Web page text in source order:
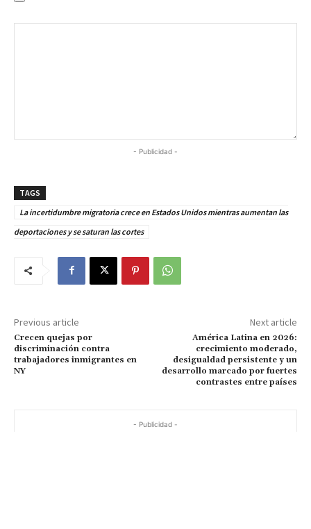
- Publicidad -
TAGS
La incertidumbre migratoria crece en Estados Unidos mientras aumentan las
deportaciones y se saturan las cortes
Previous article
Crecen quejas por
discriminación contra
trabajadores inmigrantes en
NY
Next article
América Latina en 2026:
crecimiento moderado,
desigualdad persistente y un
desarrollo marcado por fuertes
contrastes entre países
- Publicidad -